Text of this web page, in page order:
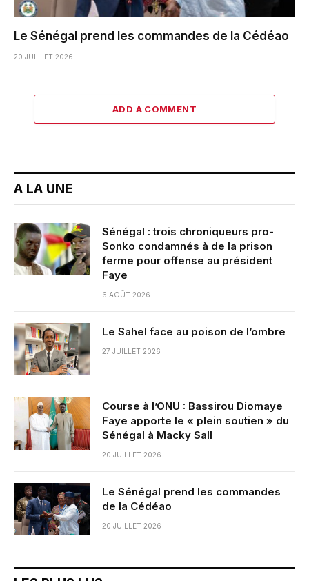
Le Sénégal prend les commandes de la Cédéao
20 JUILLET 2026
ADD A COMMENT
A LA UNE
Sénégal : trois chroniqueurs pro-
Sonko condamnés à de la prison
ferme pour offense au président
Faye
6 AOÛT 2026
Le Sahel face au poison de l’ombre
27 JUILLET 2026
Course à l’ONU : Bassirou Diomaye
Faye apporte le « plein soutien » du
Sénégal à Macky Sall
20 JUILLET 2026
Le Sénégal prend les commandes
de la Cédéao
20 JUILLET 2026